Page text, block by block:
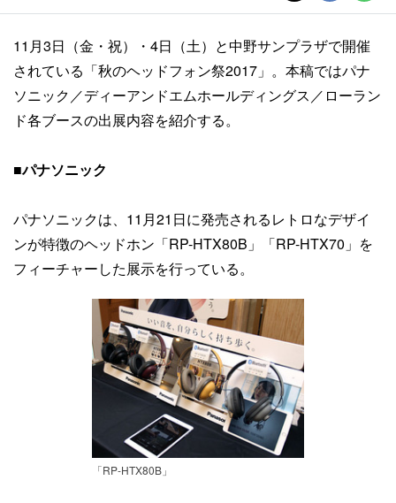
11月3日（金・祝）・4日（土）と中野サンプラザで開催
されている「秋のヘッドフォン祭2017」。本稿ではパナ
ソニック／ディーアンドエムホールディングス／ローラン
ド各ブースの出展内容を紹介する。
■パナソニック
パナソニックは、11月21日に発売されるレトロなデザイ
ンが特徴のヘッドホン「RP-HTX80B」「RP-HTX70」を
フィーチャーした展示を行っている。
「RP-HTX80B」